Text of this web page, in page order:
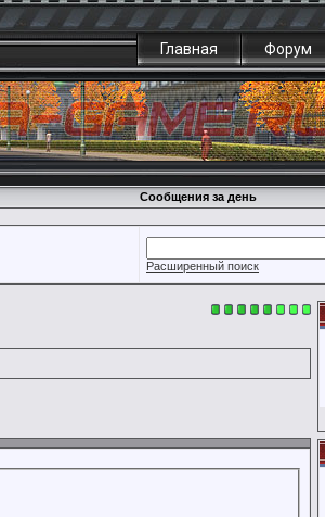
Главная Форум
Сообщения за день
Расширенный поиск